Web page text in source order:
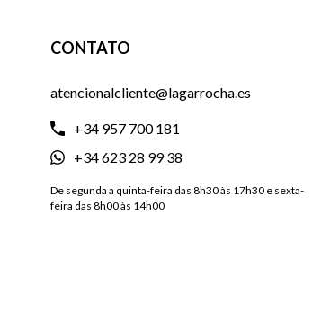
CONTATO
atencionalcliente@lagarrocha.es
+34 957 700 181
+34 623 28 99 38
De segunda a quinta-feira das 8h30 às 17h30 e sexta-
feira das 8h00 às 14h00